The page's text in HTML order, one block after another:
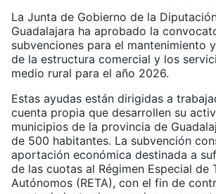
La Junta de Gobierno de la
Guadalajara ha aprobado la
subvenciones para el mantenimiento
de la estructura comercial y los
medio rural para el año 2026.
Estas ayudas están dirigidas a
cuenta propia que desarrollen su
municipios de la provincia de
de 500 habitantes. La subvención
aportación económica destinada a
de las cuotas al Régimen Especial de
Autónomos (RETA), con el fin de